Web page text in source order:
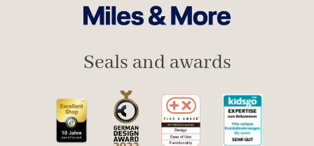
Seals and awards